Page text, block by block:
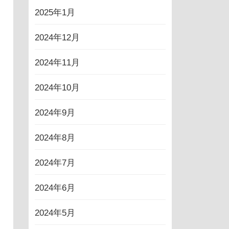
2025年1月
2024年12月
2024年11月
2024年10月
2024年9月
2024年8月
2024年7月
2024年6月
2024年5月